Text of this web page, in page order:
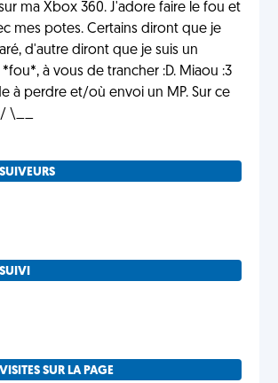
ma Xbox 360. J'adore faire le fou et
mes potes. Certains diront que je
d'autre diront que je suis un
à vous de trancher :D. Miaou :3
à perdre et/où envoi un MP. Sur ce
\__
SUR LA PAGE